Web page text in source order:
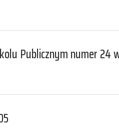
Publicznym numer 24